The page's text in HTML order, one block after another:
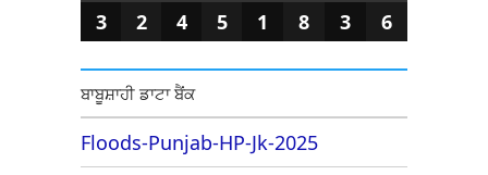
3 2 4 5 1 8 3 6
ਬਾਬੂਸ਼ਾਹੀ ਡਾਟਾ ਬੈਂਕ
Floods-Punjab-HP-Jk-2025